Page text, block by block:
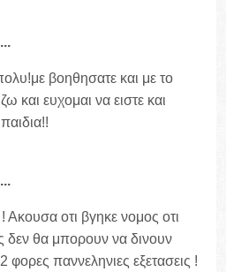
βοηθησατε και με το
και ευχομαι να ειστε και
οτι βγηκε νομος οτι
δεν θα μπορουν να δινουν
παννεληνιες εξετασεις !